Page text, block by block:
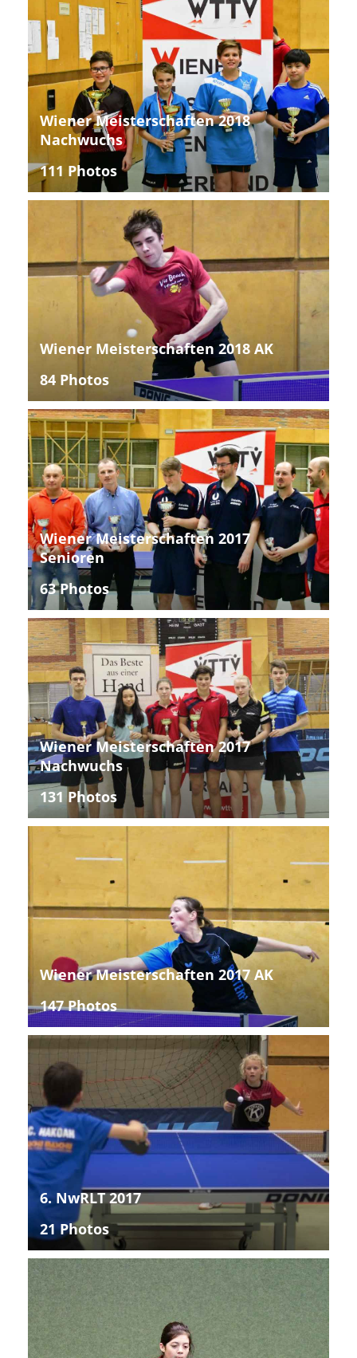
Wiener Meisterschaften 2018
Nachwuchs
111 Photos
Wiener Meisterschaften 2018 AK
84 Photos
Wiener Meisterschaften 2017
Senioren
63 Photos
Wiener Meisterschaften 2017
Nachwuchs
131 Photos
Wiener Meisterschaften 2017 AK
147 Photos
6. NwRLT 2017
21 Photos